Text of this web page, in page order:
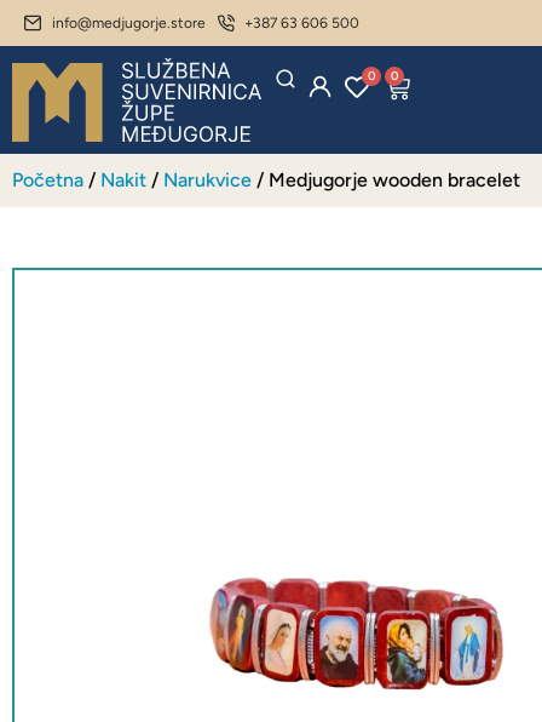
info@medjugorje.store +387 63 606 500
0 0
Početna / Nakit / Narukvice / Medjugorje wooden bracelet